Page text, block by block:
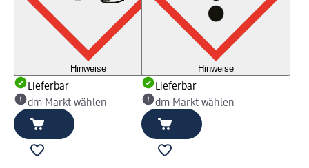
Hinweise
Lieferbar
dm Markt wählen
Hinweise
Lieferbar
dm Markt wählen